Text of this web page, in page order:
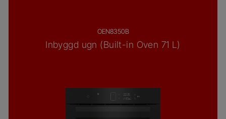
OEN8350B
Inbyggd ugn (Built-in Oven 71 L)